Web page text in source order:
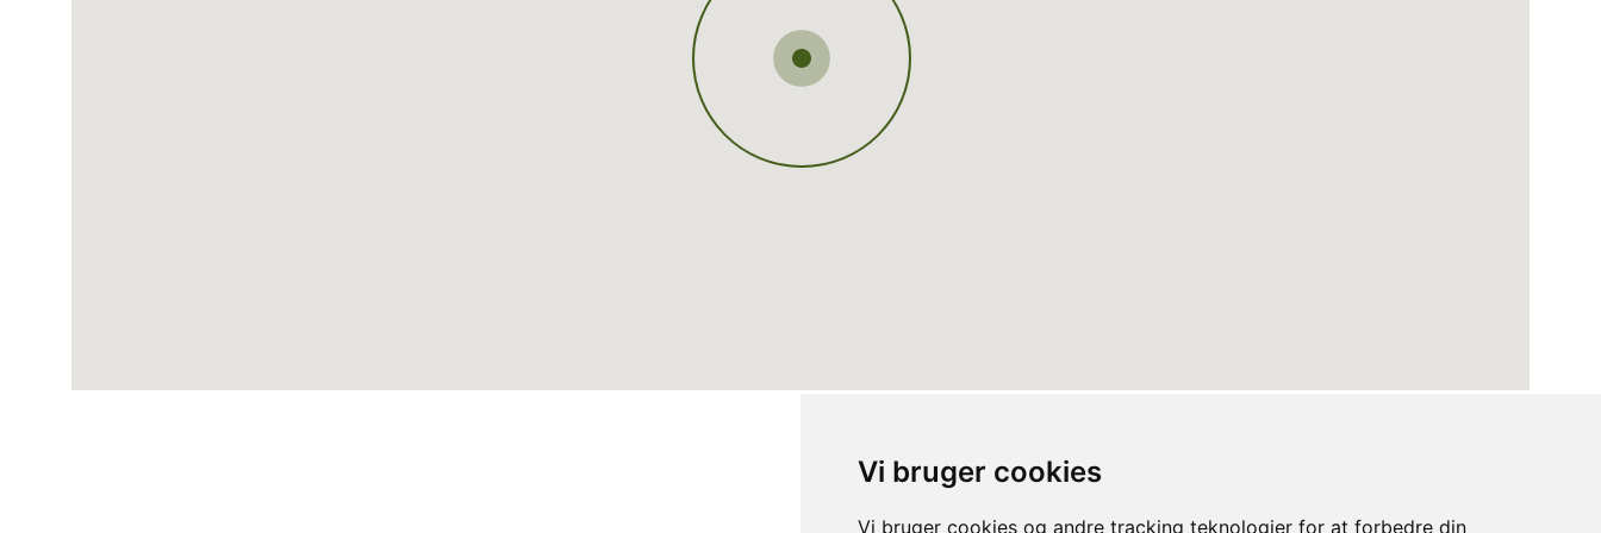
Vi bruger cookies
Vi bruger cookies og andre tracking teknologier for at forbedre din